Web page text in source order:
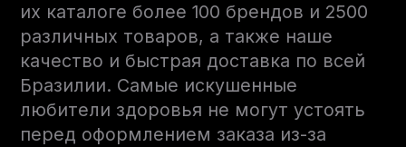
их каталоге более 100 брендов и 2500
различных товаров, а также наше
качество и быстрая доставка по всей
Бразилии. Самые искушенные
любители здоровья не могут устоять
перед оформлением заказа из-за